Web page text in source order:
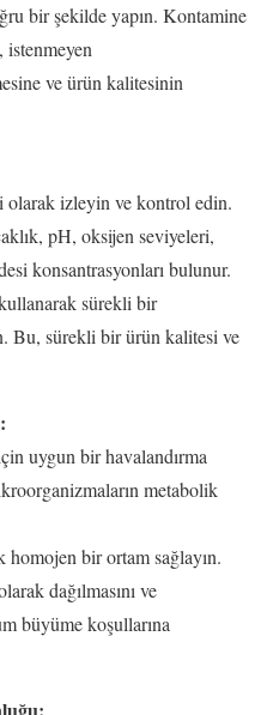
bir şekilde yapın. Kontamine
ve ürün kalitesinin
olarak izleyin ve kontrol edin.
pH, oksijen seviyeleri,
konsantrasyonları bulunur.
sürekli bir
Bu, sürekli bir ürün kalitesi ve
uygun bir havalandırma
metabolik
homojen bir ortam sağlayın.
dağılmasını ve
büyüme koşullarına